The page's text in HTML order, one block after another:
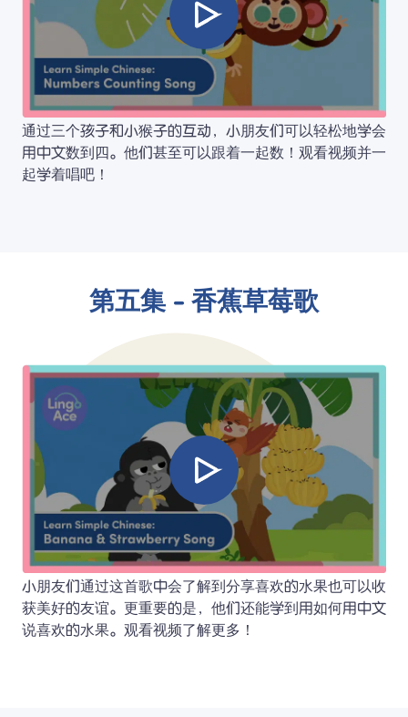
通过三个孩子和小猴子的互动，小朋友们可以轻松地学会
用中文数到四。他们甚至可以跟着一起数！观看视频并一
起学着唱吧！
第五集 - 香蕉草莓歌
小朋友们通过这首歌中会了解到分享喜欢的水果也可以收
获美好的友谊。更重要的是，他们还能学到用如何用中文
说喜欢的水果。观看视频了解更多！